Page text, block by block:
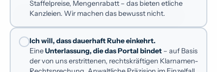
Kununu verklagen
Dauermandat mit Dauerschutz
Staffelpreise, Mengenrabatt – das bieten etliche
Kanzleien. Wir machen das bewusst nicht.
Ich will, dass dauerhaft Ruhe einkehrt.
EineUnterlassung, die das Portal bindet – auf Basis
der von uns erstrittenen, rechtskräftigen Klarnamen-
Kostenfreie Erstberatung anfragen